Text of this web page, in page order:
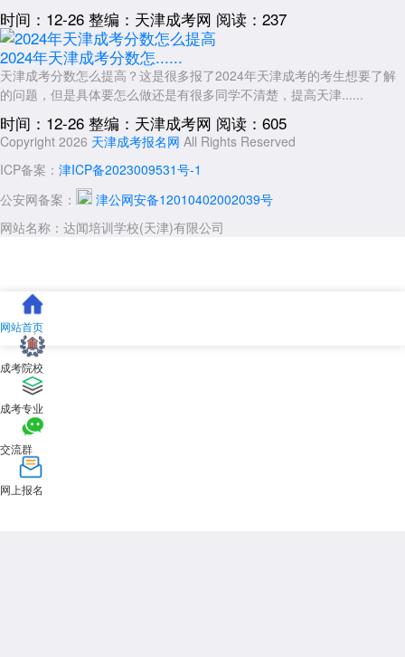
时间：12-26 整编：天津成考网 阅读：237
2024年天津成考分数怎......
天津成考分数怎么提高？这是很多报了2024年天津成考的考生想要了解
的问题，但是具体要怎么做还是有很多同学不清楚，提高天津......
时间：12-26 整编：天津成考网 阅读：605
Copyright 2026 天津成考报名网 All Rights Reserved
ICP备案： 津ICP备2023009531号-1
公安网备案：
津公网安备12010402002039号
网站名称：达闻培训学校(天津)有限公司
网站首页
成考院校
成考专业
交流群
网上报名